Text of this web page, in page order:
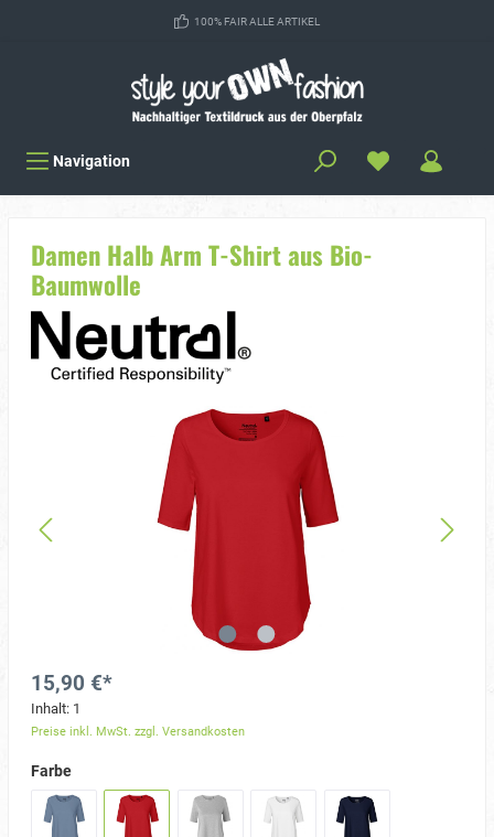
100% FAIR ALLE ARTIKEL
Navigation
Damen Halb Arm T-Shirt aus Bio-
Baumwolle
15,90 €*
Inhalt: 1
Preise inkl. MwSt. zzgl. Versandkosten
Farbe